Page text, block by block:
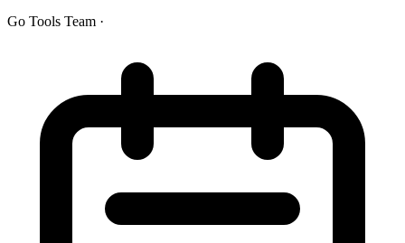
Go Tools Team ·